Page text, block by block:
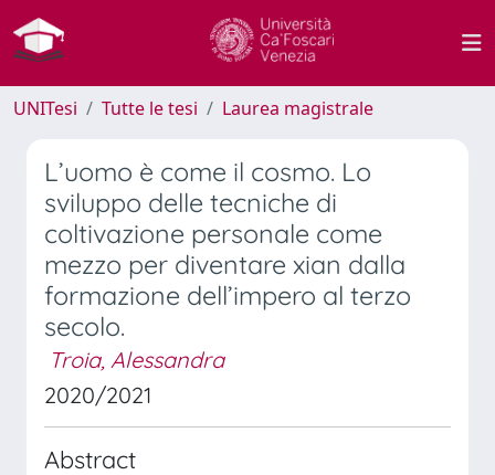
UNITesi Tutte le tesi Laurea magistrale
L’uomo è come il cosmo. Lo
sviluppo delle tecniche di
coltivazione personale come
mezzo per diventare xian dalla
formazione dell’impero al terzo
secolo.
Troia, Alessandra
2020/2021
Abstract